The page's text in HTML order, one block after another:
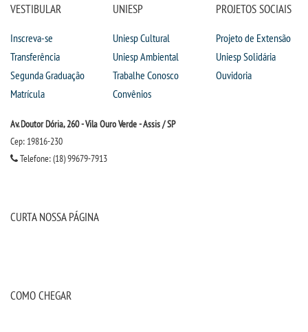
VESTIBULAR
Inscreva-se
Transferência
Segunda Graduação
Matrícula
UNIESP
Uniesp Cultural
Uniesp Ambiental
Trabalhe Conosco
Convênios
PROJETOS SOCIAIS
Projeto de Extensão
Uniesp Solidária
Ouvidoria
Av. Doutor Dória, 260 - Vila Ouro Verde - Assis / SP
Cep: 19816-230
Telefone: (18) 99679-7913
CURTA NOSSA PÁGINA
COMO CHEGAR